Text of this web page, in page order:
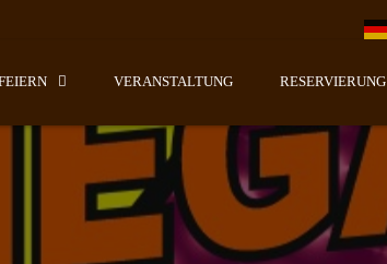
VERANSTALTUNG RESERVIERUNG